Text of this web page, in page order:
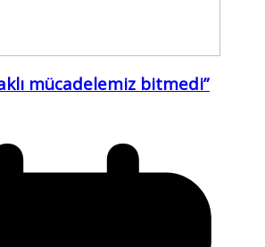
mücadelemiz bitmedi”